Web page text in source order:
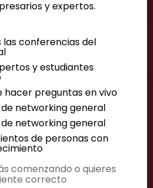
y expertos.
conferencias del
y estudiantes
hacer preguntas en vivo
networking general
networking general
de personas con
comenzando o quieres
correcto